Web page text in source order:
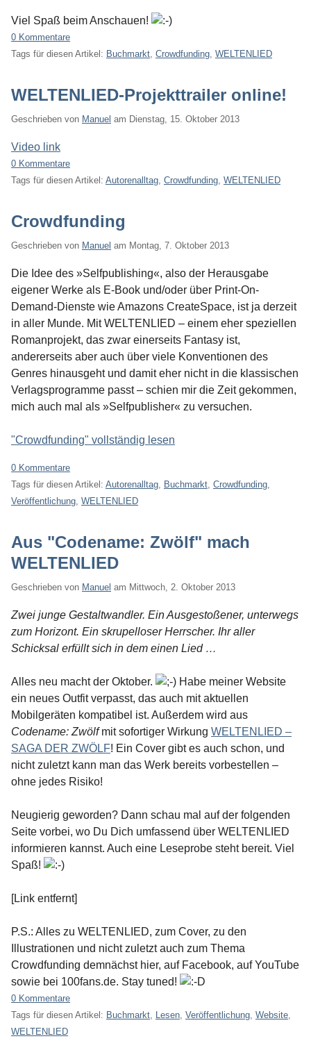
Viel Spaß beim Anschauen!
0 Kommentare
Tags für diesen Artikel: Buchmarkt Crowdfunding WELTENLIED
WELTENLIED-Projekttrailer online!
Geschrieben von Manuel am Dienstag, 15. Oktober 2013
Video link
0 Kommentare
Tags für diesen Artikel: Autorenalltag Crowdfunding WELTENLIED
Crowdfunding
Geschrieben von Manuel am Montag, 7. Oktober 2013
Die Idee des »Selfpublishing«, also der Herausgabe
eigener Werke als E-Book und/oder über Print-On-
Demand-Dienste wie Amazons CreateSpace, ist ja derzeit
in aller Munde. Mit WELTENLIED – einem eher speziellen
Romanprojekt, das zwar einerseits Fantasy ist,
andererseits aber auch über viele Konventionen des
Genres hinausgeht und damit eher nicht in die klassischen
Verlagsprogramme passt – schien mir die Zeit gekommen,
mich auch mal als »Selfpublisher« zu versuchen.
"Crowdfunding" vollständig lesen
0 Kommentare
Tags für diesen Artikel: Autorenalltag Buchmarkt Crowdfunding
Veröffentlichung WELTENLIED
Aus "Codename: Zwölf" mach
WELTENLIED
Geschrieben von Manuel am Mittwoch, 2. Oktober 2013
Zwei junge Gestaltwandler. Ein Ausgestoßener, unterwegs
zum Horizont. Ein skrupelloser Herrscher. Ihr aller
Schicksal erfüllt sich in dem einen Lied …
Alles neu macht der Oktober.
Habe meiner Website
ein neues Outfit verpasst, das auch mit aktuellen
Mobilgeräten kompatibel ist. Außerdem wird aus
Codename: Zwölfmit sofortiger Wirkung WELTENLIED –
SAGA DER ZWÖLF! Ein Cover gibt es auch schon, und
nicht zuletzt kann man das Werk bereits vorbestellen –
ohne jedes Risiko!
Neugierig geworden? Dann schau mal auf der folgenden
Seite vorbei, wo Du Dich umfassend über WELTENLIED
informieren kannst. Auch eine Leseprobe steht bereit. Viel
Spaß!
[Link entfernt]
P.S.: Alles zu WELTENLIED, zum Cover, zu den
Illustrationen und nicht zuletzt auch zum Thema
Crowdfunding demnächst hier, auf Facebook, auf YouTube
sowie bei 100fans.de. Stay tuned!
0 Kommentare
Tags für diesen Artikel: Buchmarkt Lesen Veröffentlichung Website
WELTENLIED